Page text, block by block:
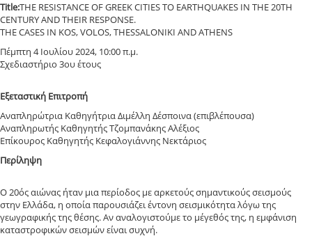
Title:THE RESISTANCE OF GREEK CITIES TO EARTHQUAKES IN THE 20TH
CENTURY AND THEIR RESPONSE.
THE CASES IN KOS, VOLOS, THESSALONIKI AND ATHENS
Πέμπτη 4 Ιουλίου 2024, 10:00 π.μ.
Σχεδιαστήριο 3ου έτους
Εξεταστική Επιτροπή
Αναπληρώτρια Καθηγήτρια Διμέλλη Δέσποινα (επιβλέπουσα)
Αναπληρωτής Καθηγητής Τζομπανάκης Αλέξιος
Επίκουρος Καθηγητής Κεφαλογιάννης Νεκτάριος
Περίληψη
Ο 20ός αιώνας ήταν μια περίοδος με αρκετούς σημαντικούς σεισμούς
στην Ελλάδα, η οποία παρουσιάζει έντονη σεισμικότητα λόγω της
γεωγραφικής της θέσης. Αν αναλογιστούμε το μέγεθός της, η εμφάνιση
καταστροφικών σεισμών είναι συχνή.